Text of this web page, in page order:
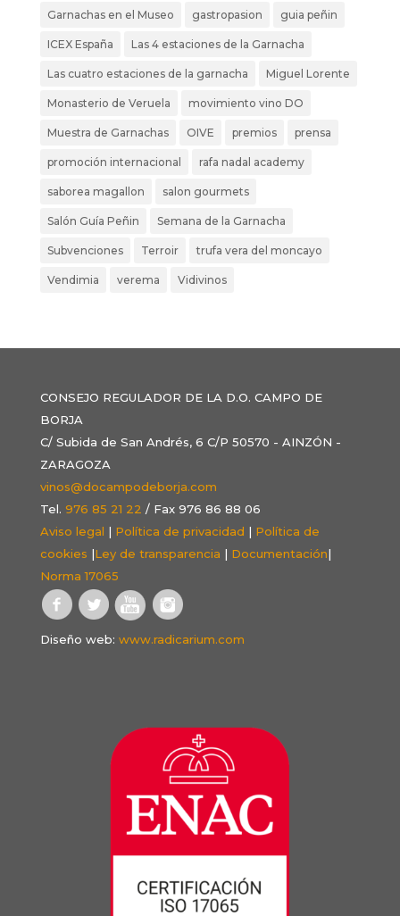
Garnachas en el Museo gastropasion guia peñin
ICEX España Las 4 estaciones de la Garnacha
Las cuatro estaciones de la garnacha Miguel Lorente
Monasterio de Veruela movimiento vino DO
Muestra de Garnachas OIVE premios prensa
promoción internacional rafa nadal academy
saborea magallon salon gourmets
Salón Guía Peñin Semana de la Garnacha
Subvenciones Terroir trufa vera del moncayo
Vendimia verema Vidivinos
CONSEJO REGULADOR DE LA D.O. CAMPO DE
BORJA
C/ Subida de San Andrés, 6 C/P 50570 - AINZÓN -
ZARAGOZA
vinos@docampodeborja.com
Tel. 976 85 21 22 / Fax 976 86 88 06
Aviso legal | Política de privacidad | Política de
cookies |Ley de transparencia | Documentación|
Norma 17065
Diseño web: www.radicarium.com